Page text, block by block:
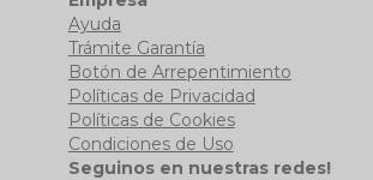
Ayuda
Trámite Garantía
Botón de Arrepentimiento
Políticas de Privacidad
Políticas de Cookies
Condiciones de Uso
Seguinos en nuestras redes!